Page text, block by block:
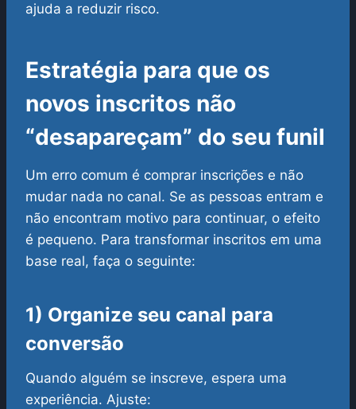
ajuda a reduzir risco.
Estratégia para que os
novos inscritos não
“desapareçam” do seu funil
Um erro comum é comprar inscrições e não
mudar nada no canal. Se as pessoas entram e
não encontram motivo para continuar, o efeito
é pequeno. Para transformar inscritos em uma
base real, faça o seguinte:
1) Organize seu canal para
conversão
Quando alguém se inscreve, espera uma
experiência. Ajuste: